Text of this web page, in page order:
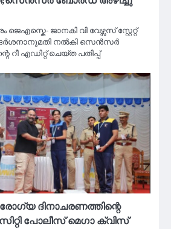
ജാനകി വി വേഴ്സസ് സ്റ്റേറ്റ്
നൽകി സെൻസർ
റീ എഡിറ്റ് ചെയ്ത പതിപ്പ്
ദിനാചരണത്തിന്റെ
സിറ്റി പോലീസ് മെഗാ ക്വിസ്